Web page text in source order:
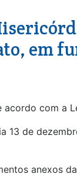
em
com a
13 de
anexos